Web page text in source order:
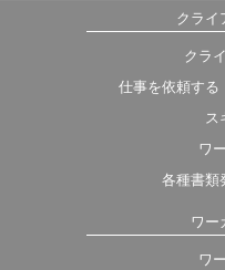
クライ
クラ
仕事を依頼する
ス
ワ
各種書類
ワー
ワ